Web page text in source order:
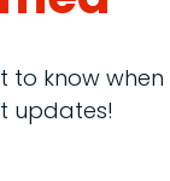
to know
updates!